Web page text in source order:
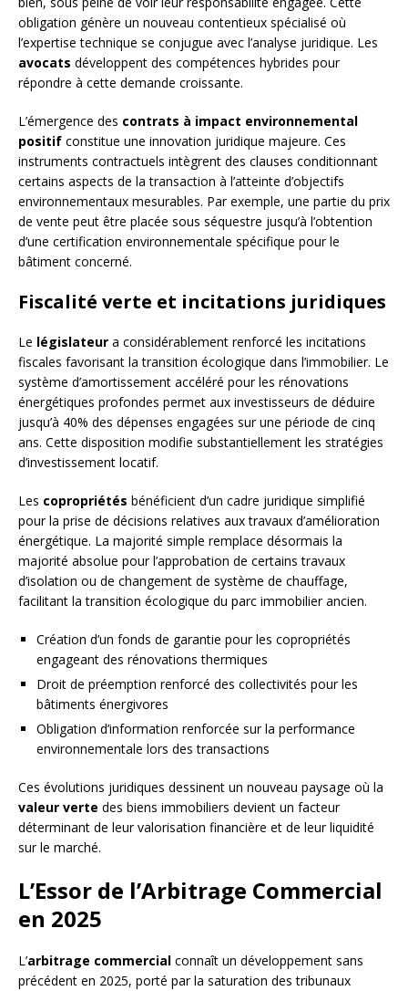
obligation génère un nouveau contentieux spécialisé où
l’expertise technique se conjugue avec l’analyse juridique. Les
avocats développent des compétences hybrides pour
répondre à cette demande croissante.
L’émergence des contrats à impact environnemental
positif constitue une innovation juridique majeure. Ces
instruments contractuels intègrent des clauses conditionnant
certains aspects de la transaction à l’atteinte d’objectifs
environnementaux mesurables. Par exemple, une partie du prix
de vente peut être placée sous séquestre jusqu’à l’obtention
d’une certification environnementale spécifique pour le
bâtiment concerné.
Fiscalité verte et incitations juridiques
Le législateur a considérablement renforcé les incitations
fiscales favorisant la transition écologique dans l’immobilier. Le
système d’amortissement accéléré pour les rénovations
énergétiques profondes permet aux investisseurs de déduire
jusqu’à 40% des dépenses engagées sur une période de cinq
ans. Cette disposition modifie substantiellement les stratégies
d’investissement locatif.
Les copropriétés bénéficient d’un cadre juridique simplifié
pour la prise de décisions relatives aux travaux d’amélioration
énergétique. La majorité simple remplace désormais la
majorité absolue pour l’approbation de certains travaux
d’isolation ou de changement de système de chauffage,
facilitant la transition écologique du parc immobilier ancien.
Création d’un fonds de garantie pour les copropriétés
engageant des rénovations thermiques
Droit de préemption renforcé des collectivités pour les
bâtiments énergivores
Obligation d’information renforcée sur la performance
environnementale lors des transactions
Ces évolutions juridiques dessinent un nouveau paysage où la
valeur verte des biens immobiliers devient un facteur
déterminant de leur valorisation financière et de leur liquidité
sur le marché.
L’Essor de l’Arbitrage Commercial
en 2025
L’arbitrage commercial connaît un développement sans
précédent en 2025, porté par la saturation des tribunaux